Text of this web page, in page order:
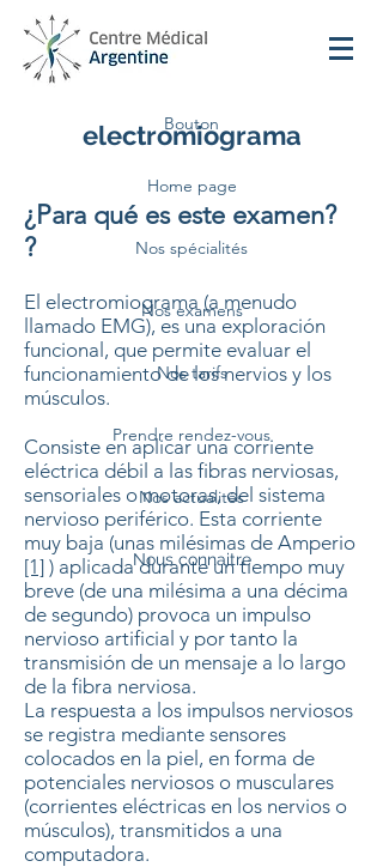
Bouton
Home page
Nos spécialités
Nos examens
Nos tarifs
Prendre rendez-vous
Nos actualités
Nous connaitre
electromiograma
¿Para qué es este examen?
?
El electromiograma (a menudo
llamado EMG), es una exploración
funcional, que permite evaluar el
funcionamiento de los nervios y los
músculos.
Consiste en aplicar una corriente
eléctrica débil a las fibras nerviosas,
sensoriales o motoras, del sistema
nervioso periférico. Esta corriente
muy baja (unas milésimas de Amperio
[1] ) aplicada durante un tiempo muy
breve (de una milésima a una décima
de segundo) provoca un impulso
nervioso artificial y por tanto la
transmisión de un mensaje a lo largo
de la fibra nerviosa.
La respuesta a los impulsos nerviosos
se registra mediante sensores
colocados en la piel, en forma de
potenciales nerviosos o musculares
(corrientes eléctricas en los nervios o
músculos), transmitidos a una
computadora.